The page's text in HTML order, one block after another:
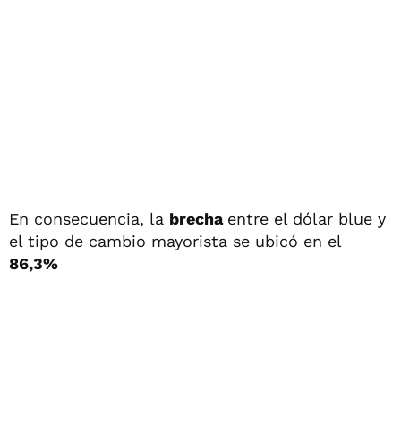
En consecuencia, la brecha entre el dólar blue y
el tipo de cambio mayorista se ubicó en el
86,3%